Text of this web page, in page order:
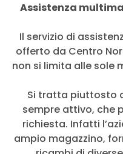
Assistenza
Il servizio di
offerto da Centro
non si limita alle sole
Si tratta piuttosto
sempre attivo, che
richiesta. Infatti
ampio magazzino,